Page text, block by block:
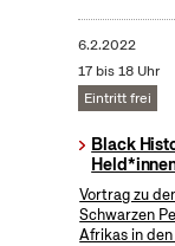
6.2.2022
17 bis 18 Uhr
Eintritt frei
Black
Vortrag zu
Schwarzen
Afrikas in